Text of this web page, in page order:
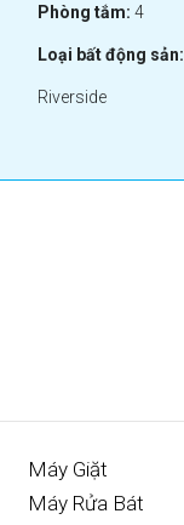
Phòng tắm: 4
Loại bất động sản:
Riverside
Máy Giặt
Máy Rửa Bát